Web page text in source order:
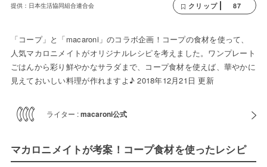
提供：日本生活協同組合連合会 クリップ 87
「コープ」と「macaroni」のコラボ企画！コープの食材を使って、
人気マカロニメイトがオリジナルレシピを考えました。ワンプレート
ごはんから彩り鮮やかなサラダまで、コープ食材を使えば、華やかに
見えておいしい料理が作れますよ♪ 2018年12月21日 更新
ライター :macaroni公式
マカロニメイトが考案！コープ食材を使ったレシピ